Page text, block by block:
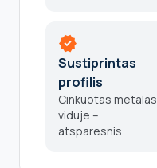
verified
Sustiprintas
profilis
Cinkuotas metalas
viduje –
atsparesnis